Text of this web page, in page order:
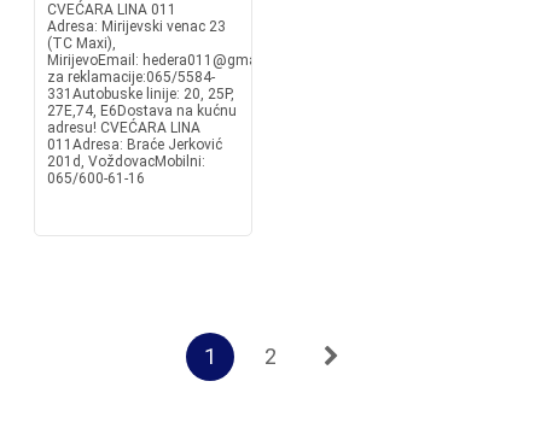
CVEĆARA LINA 011
Adresa: Mirijevski venac 23
(TC Maxi),
MirijevoEmail: hedera011@gmail.comMobilni
za reklamacije:065/5584-
331Autobuske linije: 20, 25P,
27E,74, E6Dostava na kućnu
adresu! CVEĆARA LINA
011Adresa: Braće Jerković
201d, VoždovacMobilni:
065/600-61-16
1 2